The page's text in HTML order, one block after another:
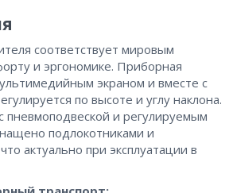
соответствует мировым
и эргономике. Приборная
экраном и вместе с
по высоте и углу наклона.
пневмоподвеской и регулируемым
подлокотниками и
актуально при эксплуатации в